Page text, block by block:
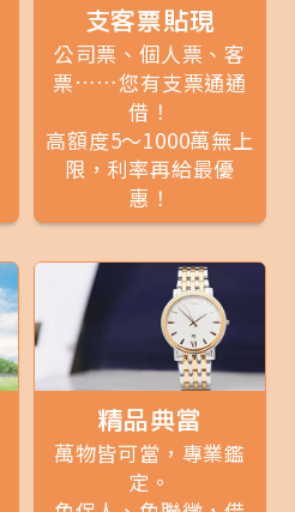
支客票貼現
公司票、個人票、客
票……您有支票通通
借！
高額度5～1000萬無上
限，利率再給最優
惠！
精品典當
萬物皆可當，專業鑑
定。